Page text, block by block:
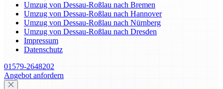
Umzug von Dessau-Roßlau nach Bremen
Umzug von Dessau-Roßlau nach Hannover
Umzug von Dessau-Roßlau nach Nürnberg
Umzug von Dessau-Roßlau nach Dresden
Impressum
Datenschutz
01579-2648202
Angebot anfordern